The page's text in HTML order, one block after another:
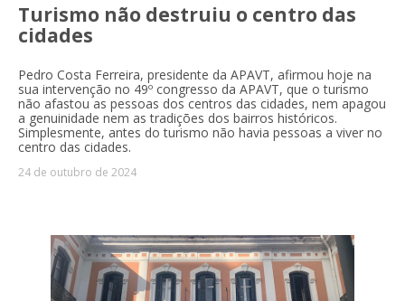
Turismo não destruiu o centro das
cidades
Pedro Costa Ferreira, presidente da APAVT, afirmou hoje na
sua intervenção no 49º congresso da APAVT, que o turismo
não afastou as pessoas dos centros das cidades, nem apagou
a genuinidade nem as tradições dos bairros históricos.
Simplesmente, antes do turismo não havia pessoas a viver no
centro das cidades.
24 de outubro de 2024